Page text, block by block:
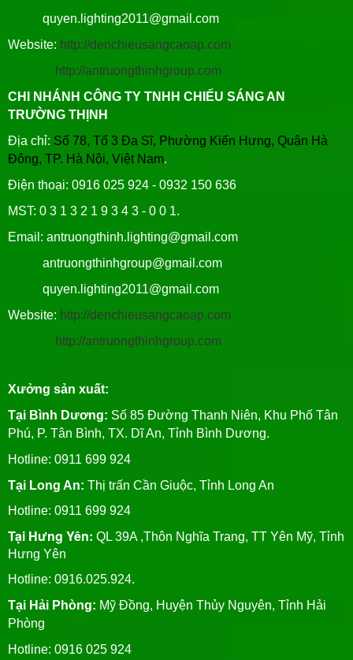
quyen.lighting2011@gmail.com
Website: http://denchieusangcaoap.com
http://antruongthinhgroup.com
CHI NHÁNH CÔNG TY TNHH CHIẾU SÁNG AN
TRƯỜNG THỊNH
Địa chỉ: Số 78, Tổ 3 Đa Sĩ, Phường Kiến Hưng, Quận Hà
Đông, TP. Hà Nội, Việt Nam.
Điện thoại: 0916 025 924 - 0932 150 636
MST: 0 3 1 3 2 1 9 3 4 3 - 0 0 1.
Email: antruongthinh.lighting@gmail.com
antruongthinhgroup@gmail.com
quyen.lighting2011@gmail.com
Website: http://denchieusangcaoap.com
http://antruongthinhgroup.com
Xưởng sản xuất:
Tại Bình Dương: Số 85 Đường Thanh Niên, Khu Phố Tân
Phú, P. Tân Bình, TX. Dĩ An, Tỉnh Bình Dương.
Hotline: 0911 699 924
Tại Long An: Thị trấn Cần Giuộc, Tỉnh Long An
Hotline: 0911 699 924
Tại Hưng Yên: QL 39A ,Thôn Nghĩa Trang, TT Yên Mỹ, Tỉnh
Hưng Yên
Hotline: 0916.025.924.
Tại Hải Phòng: Mỹ Đồng, Huyện Thủy Nguyên, Tỉnh Hải
Phòng
Hotline: 0916 025 924